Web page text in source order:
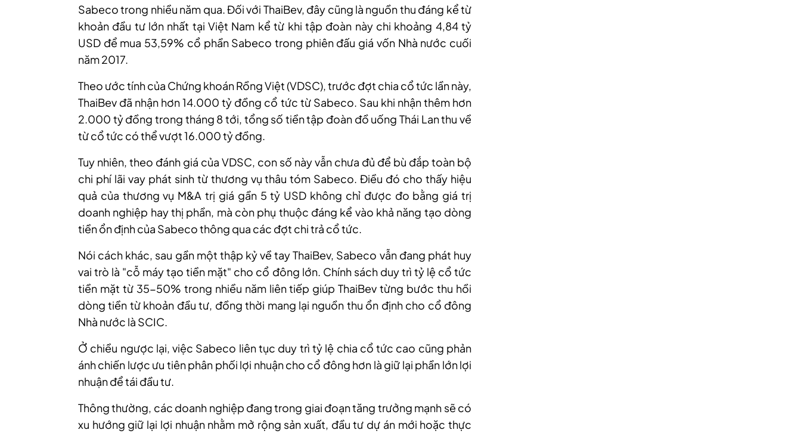
Sabeco trong nhiều năm qua. Đối với ThaiBev, đây cũng là nguồn thu đáng kể từ
khoản đầu tư lớn nhất tại Việt Nam kể từ khi tập đoàn này chi khoảng 4,84 tỷ
USD để mua 53,59% cổ phần Sabeco trong phiên đấu giá vốn Nhà nước cuối
năm 2017.
Theo ước tính của Chứng khoán Rồng Việt (VDSC), trước đợt chia cổ tức lần này,
ThaiBev đã nhận hơn 14.000 tỷ đồng cổ tức từ Sabeco. Sau khi nhận thêm hơn
2.000 tỷ đồng trong tháng 8 tới, tổng số tiền tập đoàn đồ uống Thái Lan thu về
từ cổ tức có thể vượt 16.000 tỷ đồng.
Tuy nhiên, theo đánh giá của VDSC, con số này vẫn chưa đủ để bù đắp toàn bộ
chi phí lãi vay phát sinh từ thương vụ thâu tóm Sabeco. Điều đó cho thấy hiệu
quả của thương vụ M&A trị giá gần 5 tỷ USD không chỉ được đo bằng giá trị
doanh nghiệp hay thị phần, mà còn phụ thuộc đáng kể vào khả năng tạo dòng
tiền ổn định của Sabeco thông qua các đợt chi trả cổ tức.
Nói cách khác, sau gần một thập kỷ về tay ThaiBev, Sabeco vẫn đang phát huy
vai trò là "cỗ máy tạo tiền mặt" cho cổ đông lớn. Chính sách duy trì tỷ lệ cổ tức
tiền mặt từ 35-50% trong nhiều năm liên tiếp giúp ThaiBev từng bước thu hồi
dòng tiền từ khoản đầu tư, đồng thời mang lại nguồn thu ổn định cho cổ đông
Nhà nước là SCIC.
Ở chiều ngược lại, việc Sabeco liên tục duy trì tỷ lệ chia cổ tức cao cũng phản
ánh chiến lược ưu tiên phân phối lợi nhuận cho cổ đông hơn là giữ lại phần lớn lợi
nhuận để tái đầu tư.
Thông thường, các doanh nghiệp đang trong giai đoạn tăng trưởng mạnh sẽ có
xu hướng giữ lại lợi nhuận nhằm mở rộng sản xuất, đầu tư dự án mới hoặc thực